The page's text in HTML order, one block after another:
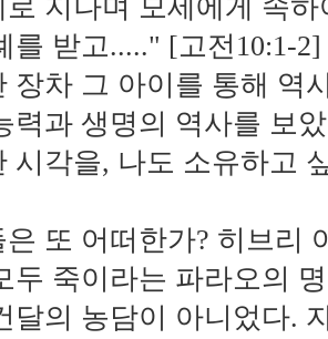
로 지나며 모세에게 속
를 받고....." [고전10:1-
장차 그 아이를 통해 역
력과 생명의 역사를 보
시각을, 나도 소유하고
은 또 어떠한가? 히브리
두 죽이라는 파라오의
달의 농담이 아니었다.